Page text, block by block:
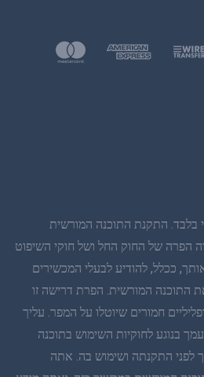
בלבד. התקנת התוכנה המורשית
הפרה של החוק החל ושל חוקי השיפוט
ככלל, להודיע לבעלי המכשירים
התוכנה המורשית. הפרת דרישה זו
חמורים שיוטלו על המפר. עליך
בנוגע לחוקיות השימוש בתוכנה
לפני התקנתה ושימוש בה. אתה